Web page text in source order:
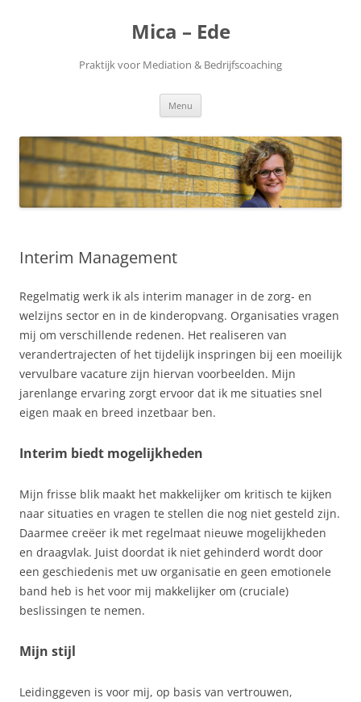
Mica – Ede
Praktijk voor Mediation & Bedrijfscoaching
Menu
Interim Management
Regelmatig werk ik als interim manager in de zorg- en
welzijns sector en in de kinderopvang. Organisaties vragen
mij om verschillende redenen. Het realiseren van
verandertrajecten of het tijdelijk inspringen bij een moeilijk
vervulbare vacature zijn hiervan voorbeelden. Mijn
jarenlange ervaring zorgt ervoor dat ik me situaties snel
eigen maak en breed inzetbaar ben.
Interim biedt mogelijkheden
Mijn frisse blik maakt het makkelijker om kritisch te kijken
naar situaties en vragen te stellen die nog niet gesteld zijn.
Daarmee creëer ik met regelmaat nieuwe mogelijkheden
en draagvlak. Juist doordat ik niet gehinderd wordt door
een geschiedenis met uw organisatie en geen emotionele
band heb is het voor mij makkelijker om (cruciale)
beslissingen te nemen.
Mijn stijl
Leidinggeven is voor mij, op basis van vertrouwen,